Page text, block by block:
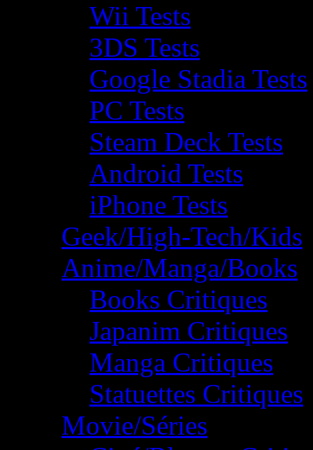
Wii Tests
3DS Tests
Google Stadia Tests
PC Tests
Steam Deck Tests
Android Tests
iPhone Tests
Geek/High-Tech/Kids
Anime/Manga/Books
Books Critiques
Japanim Critiques
Manga Critiques
Statuettes Critiques
Movie/Séries